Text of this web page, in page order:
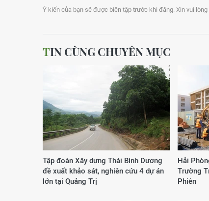
Ý kiến của bạn sẽ được biên tập trước khi đăng. Xin vui
TIN CÙNG CHUYÊN MỤC
Tập đoàn Xây dựng Thái Bình Dương
đề xuất khảo sát, nghiên cứu 4 dự án
lớn tại Quảng Trị
Hải
Trường
Phiên